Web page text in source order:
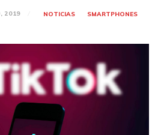
2019 NOTICIAS SMARTPHONES